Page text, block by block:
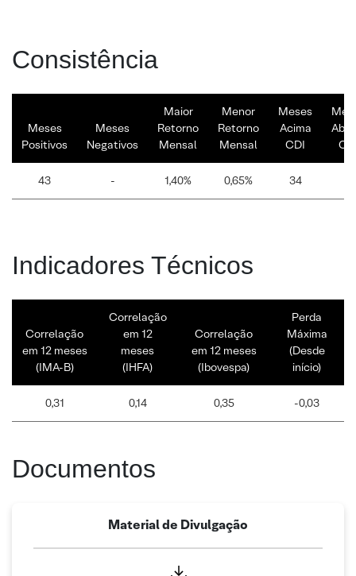
Consistência
Meses
Positivos
Meses
Negativos
Maior
Retorno
Mensal
Menor
Retorno
Mensal
Meses
Acima
CDI
43 - 1,40% 0,65% 34
Indicadores Técnicos
Correlação
em 12 meses
(IMA-B)
Correlação
em 12
meses
(IHFA)
Correlação
em 12 meses
(Ibovespa)
Perda
Máxima
(Desde
início)
0,31 0,14 0,35 -0,03
Documentos
Material de Divulgação